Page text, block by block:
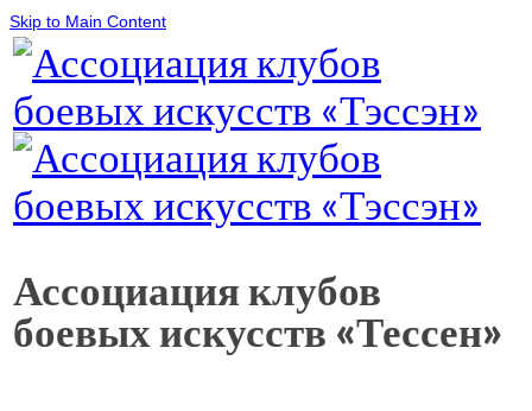
Skip to Main Content
Ассоциация клубов
боевых искусств «Тессен»